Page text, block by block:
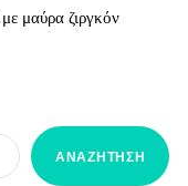
μαύρα ζιργκόν
ΑΝΑΖΉΤΗΣΗ